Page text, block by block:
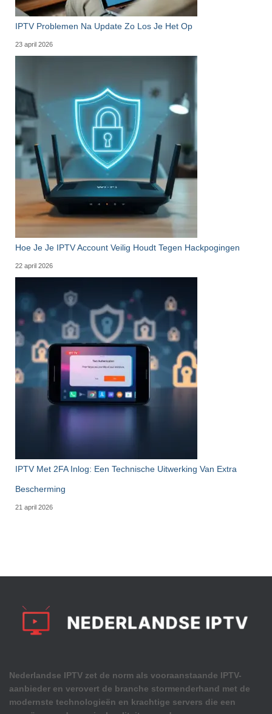
IPTV Problemen Na Update Zo Los Je Het Op
23 april 2026
Hoe Je Je IPTV Account Veilig Houdt Tegen Hackpogingen
22 april 2026
IPTV Met 2FA Inlog: Een Technische Uitwerking Van Extra
Bescherming
21 april 2026
Nederlandse IPTV zet de norm als vooraanstaande IPTV-
aanbieder en verovert de branche stormenderhand met de
modernste technologieën en krachtige servers die een